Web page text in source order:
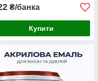
₴/банка
Купити